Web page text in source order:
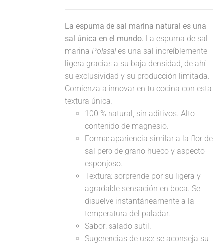
La espuma de sal marina natural es una
sal única en el mundo. La espuma de sal
marinaPolasales una sal increíblemente
ligera gracias a su baja densidad, de ahí
su exclusividad y su producción limitada.
Comienza a innovar en tu cocina con esta
textura única.
100 % natural, sin aditivos. Alto
contenido de magnesio.
Forma: apariencia similar a la flor de
sal pero de grano hueco y aspecto
esponjoso.
Textura: sorprende por su ligera y
agradable sensación en boca. Se
disuelve instantáneamente a la
temperatura del paladar.
Sabor: salado sutil.
Sugerencias de uso: se aconseja su